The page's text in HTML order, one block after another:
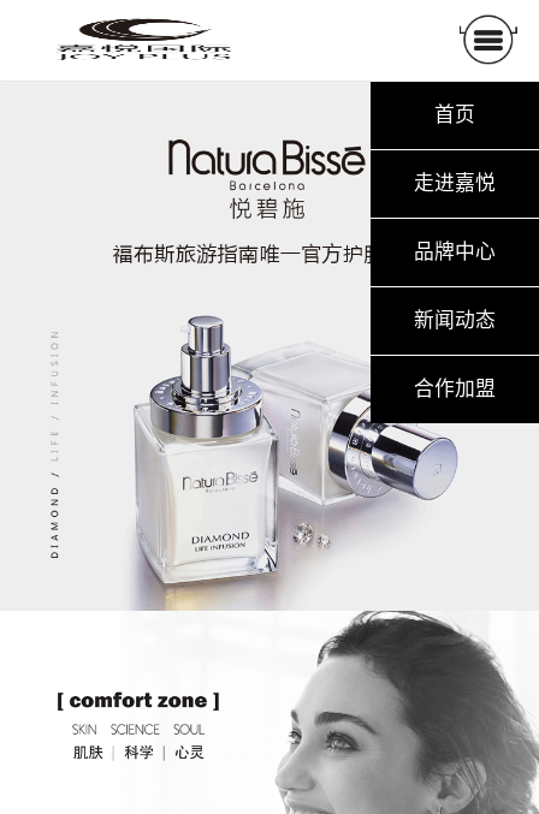
首页
走进嘉悦
品牌中心
新闻动态
合作加盟